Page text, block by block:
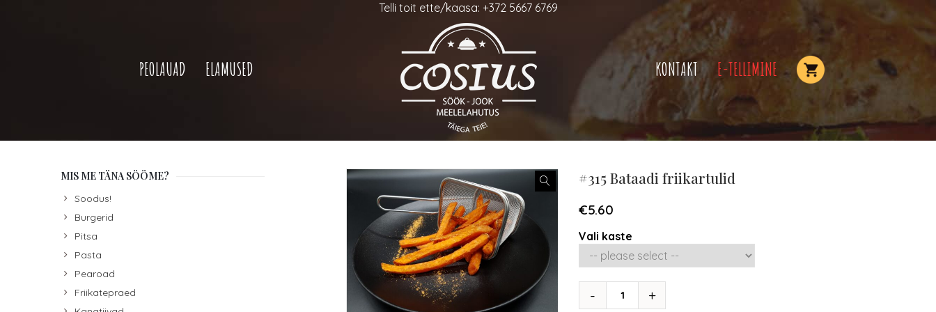
Telli toit ette/kaasa: +372 5667 6769
PEOLAUAD ELAMUSED KONTAKT E-TELLIMINE
#315 Bataadi friikartulid
€5.60
Vali kaste
MIS ME TÄNA SÖÖME?
Soodus!
Burgerid
Pitsa
Pasta
Pearoad
Friikatepraed